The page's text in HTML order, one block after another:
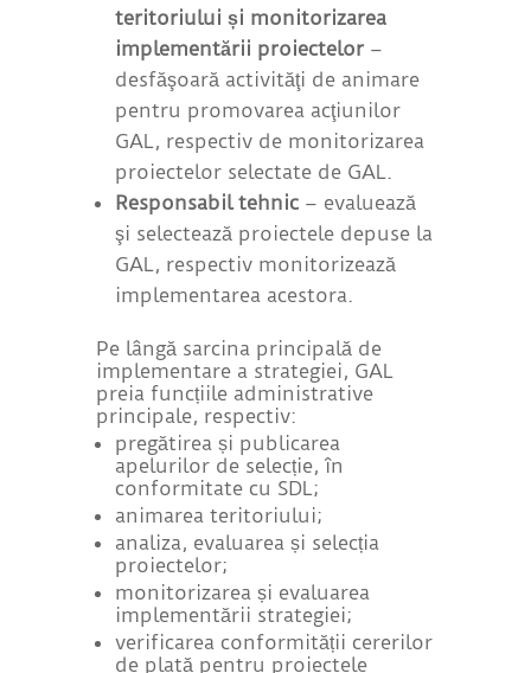
teritoriului și monitorizarea
implementării proiectelor–
desfăşoară activităţi de animare
pentru promovarea acţiunilor
GAL, respectiv de monitorizarea
proiectelor selectate de GAL.
Responsabil tehnic– evaluează
şi selectează proiectele depuse la
GAL, respectiv monitorizează
implementarea acestora.
Pe lângă sarcina principală de
implementare a strategiei, GAL
preia funcțiile administrative
principale, respectiv:
pregătirea și publicarea
apelurilor de selecție, în
conformitate cu SDL;
animarea teritoriului;
analiza, evaluarea și selecția
proiectelor;
monitorizarea și evaluarea
implementării strategiei;
verificarea conformității cererilor
de plată pentru proiectele